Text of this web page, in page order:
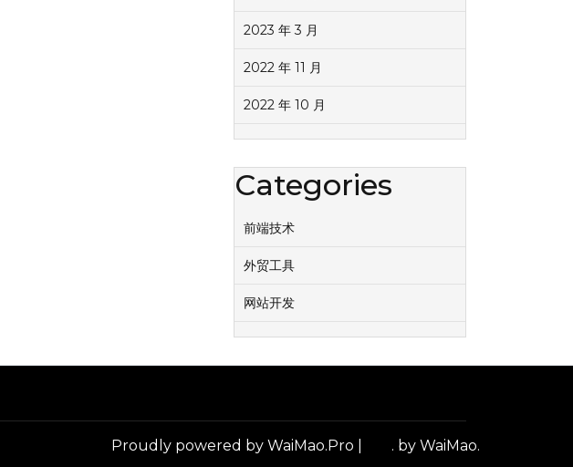
2023 年 3 月
2022 年 11 月
2022 年 10 月
Categories
前端技术
外贸工具
网站开发
Proudly powered by WaiMao.Pro . by WaiMao.